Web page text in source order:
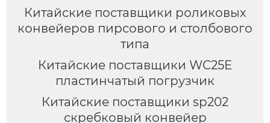
Китайские поставщики роликовых
конвейеров пирсового и столбового
типа
Китайские поставщики WC25E
пластинчатый погрузчик
Китайские поставщики sp202
скребковый конвейер